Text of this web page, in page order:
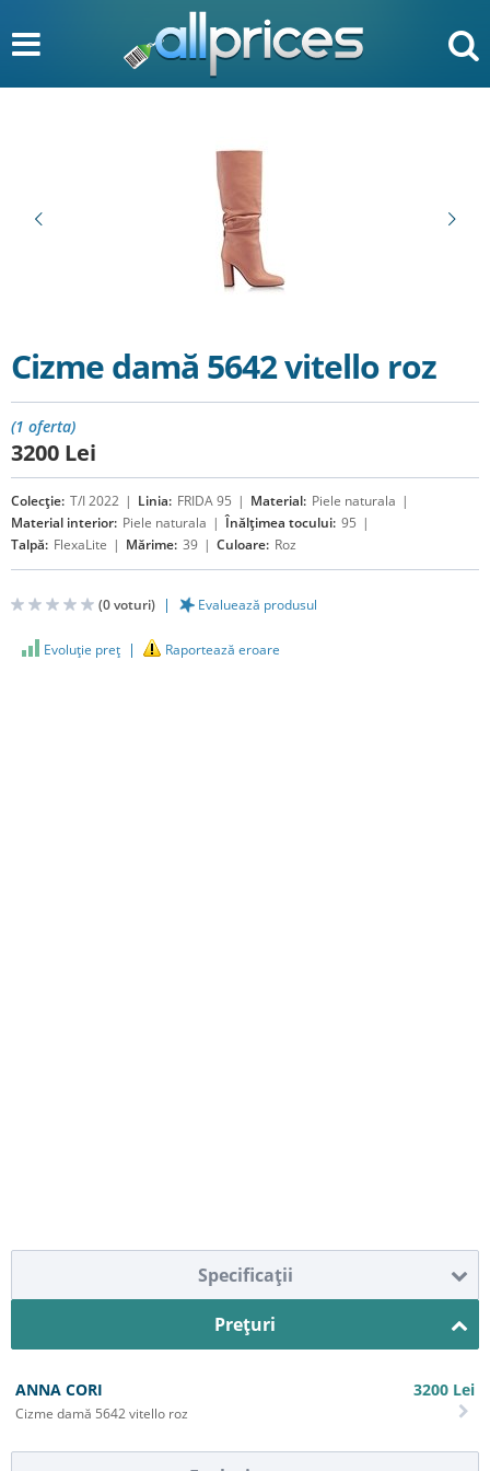
Cizme damă 5642 vitello roz
(1 oferta)
3200 Lei
Colecție: T/I 2022 Linia: FRIDA 95 Material: Piele naturala
Material interior: Piele naturala Înălțimea tocului: 95
Talpă: FlexaLite Mărime: 39 Culoare: Roz
(0voturi) Evaluează produsul
Evoluţie preţ Raportează eroare
Specificaţii
Preţuri
ANNA CORI
Cizme damă 5642 vitello roz
3200 Lei